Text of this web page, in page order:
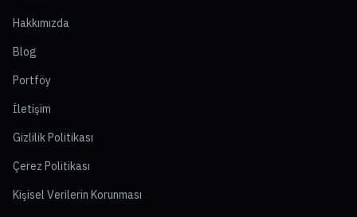
Hakkımızda
Blog
Portföy
İletişim
Gizlilik Politikası
Çerez Politikası
Kişisel Verilerin Korunması